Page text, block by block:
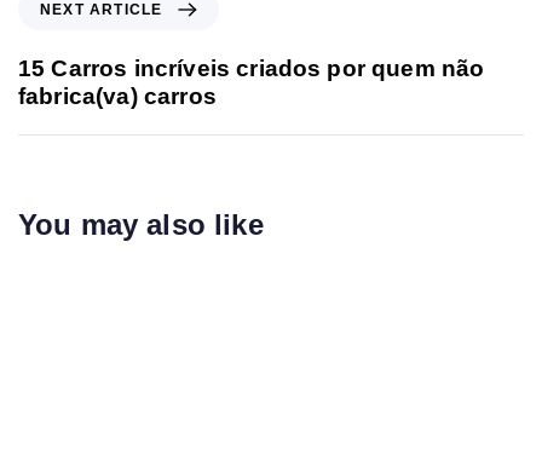
NEXT ARTICLE
15 Carros incríveis criados por quem não
fabrica(va) carros
You may also like